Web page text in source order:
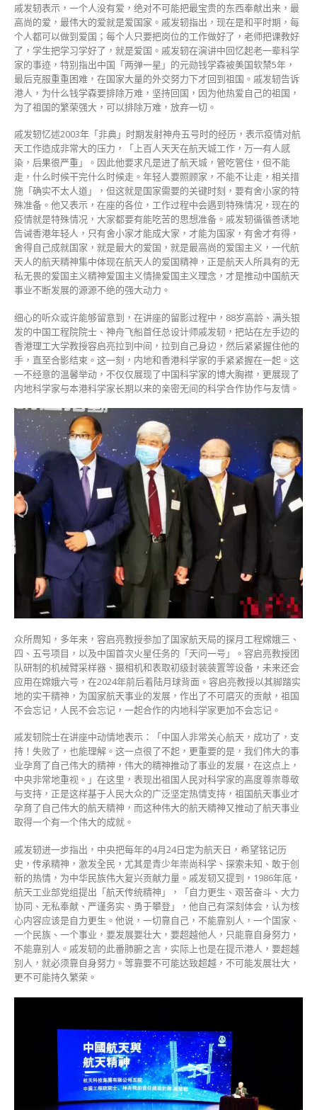
戚发轫表示，一个人没有爱，绝对不可能把最宝贵的东西奉献出来，最
高尚的爱，最伟大的爱就是爱国家。 戚发轫指出，现在是和平时期，每
个人都可以做到爱国；每个人只要把岗位的工作做好了，老师把课教好
了，学生把学习学好了，就是爱国。 戚发轫在演讲中回忆起老一辈科学
家的事迹，特别指出中国「两弹一星」的元勋钱学森被美国软禁5年，
最后克服重重困难，在国家大量的外交努力下才回到祖国。 戚发轫告诉
港人，为什么钱学森要排除万难，坚持回国，因为他热爱自己的祖国，
为了祖国的繁荣强大，可以排除万难，放弃一切。
戚发轫忆述2003年「非典」时期发射神舟五号时的经历，表示疫情对航
天工作造成非常大的压力，「上百人天天在航天城工作，万一有人感
染，后果很严重」。 因此他要求凡是进了航天城，管吃管住，但不能
走，什么时候干完什么时候走。 年轻人要照顾家，不能不让走，相关措
施「确实不太人道」，但这就是国家需要的关键时刻，要有舍小家的特
殊准备。 他又表示，在座的各位，工作过程中会遇到特殊情况，现在的
疫情就是特殊情况，大家都要有能吃苦的思想准备。 戚发轫循循善诱地
告诫香港年轻人，只有舍小家才能成大家，才能为国家，有舍才有得，
舍得自己成就国家，就是最大的爱国，就是最高尚的爱国主义，一代航
天人的航天精神集中体现在航天人的爱国精神，正是航天人所具有的无
私无畏的爱国主义精神爱国主义情操爱国主义理念，才是推动中国航天
事业不断发展的源源不绝的强大动力。
细心的听众或许能够留意到，在讲座的留影过程中，88岁高龄、满头银
发的中国工程院院士、神舟飞船首任总设计师戚发轫，把站在左手边的
香港理工大学教授容启亮拉到中间，拉到自己身边，然后紧紧握住他的
手，直至合影结束。 这一刻，内地和香港科学家的手紧紧握在一起。 这
一不经意的温馨举动，不仅仅展现了中国科学家的博大胸襟，更展现了
内地科学家与本港科学家长期以来的亲密无间的科学合作协作与友情。
众所周知，多年来，容启亮教授参加了国家航天局的探月工程嫦娥三、
四、五号项目，以及中国首次火星任务的「天问一号」。容启亮教授团
队研制的机械臂采样器、摄相机和表取初级封装装置等设备，未来还会
应用在嫦娥六号，在2024年前后着陆月球背面。容启亮教授以其脚踏实
地的实干精神，为国家航天事业的发展，作出了不可磨灭的贡献，祖国
不会忘记，人民不会忘记，一起合作的内地科学家更加不会忘记。
戚发轫院士在讲座中动情地表示：「中国人非常关心航天，成功了，支
持！失败了，也能理解。这一点很了不起，更重要的是，我们伟大的事
业孕育了自己伟大的精神，伟大的精神推动了事业的发展，在这点上，
中央非常地重视。」在这里，表现出祖国人民对科学家的高度尊崇尊敬
与支持，正是这样基于人民大众的广泛坚定热情支持，祖国航天事业才
孕育了自己伟大的航天精神，而这种伟大的航天精神又推动了航天事业
取得一个有一个伟大的成就。
戚发轫进一步指出，中央把每年的4月24日定为航天日，希望铭记历
史，传承精神，激发全民，尤其是青少年崇尚科学、探索未知、敢于创
新的热情，为中华民族伟大复兴贡献力量。戚发轫又提到，1986年底，
航天工业部党组提出「航天传统精神」，「自力更生、艰苦奋斗、大力
协同、无私奉献、严谨务实、勇于攀登」，他自己有深刻体会，认为核
心内容应该是自力更生。他说，一切靠自己，不能靠别人，一个国家、
一个民族、一个事业，要发展要壮大，要超越他人，只能靠自身努力，
不能靠别人。戚发轫的此番肺腑之言，实际上也是在提示港人，要超越
别人，就必须靠自身努力。等靠要不可能达致超越，不可能发展壮大，
更不可能持久繁荣。